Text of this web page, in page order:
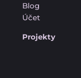
Blog
Účet
Projekty